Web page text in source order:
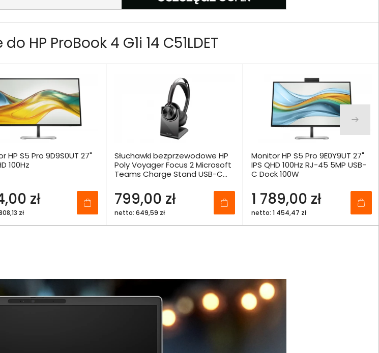
ProBook 4 G1i 14 C51LDET
HP S5 Pro 9D9S0UT 27"
100Hz
zł
zł
Słuchawki bezprzewodowe HP
Poly Voyager Focus 2 Microsoft
Teams Charge Stand USB-C
9T9J6AA
799,00 zł
netto: 649,59 zł
Monitor HP S5 Pro 9E0Y9UT 27"
IPS QHD 100Hz RJ-45 5MP USB-
C Dock 100W
1 789,00 zł
netto: 1 454,47 zł